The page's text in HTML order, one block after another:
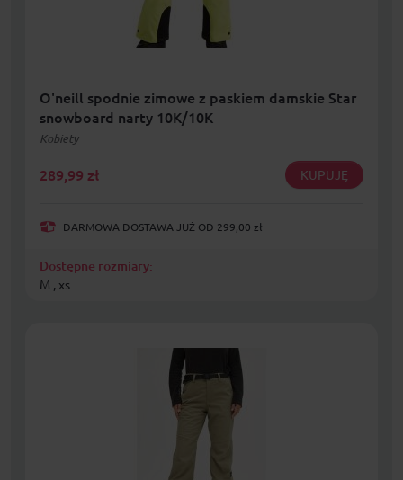
O'neill spodnie zimowe z paskiem damskie Star
snowboard narty 10K/10K
Kobiety
289,99 zł KUPUJĘ
DARMOWA DOSTAWA JUŻ OD 299,00 zł
Dostępne rozmiary:
M , xs